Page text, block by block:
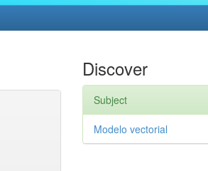
Discover
Subject
Modelo vectorial